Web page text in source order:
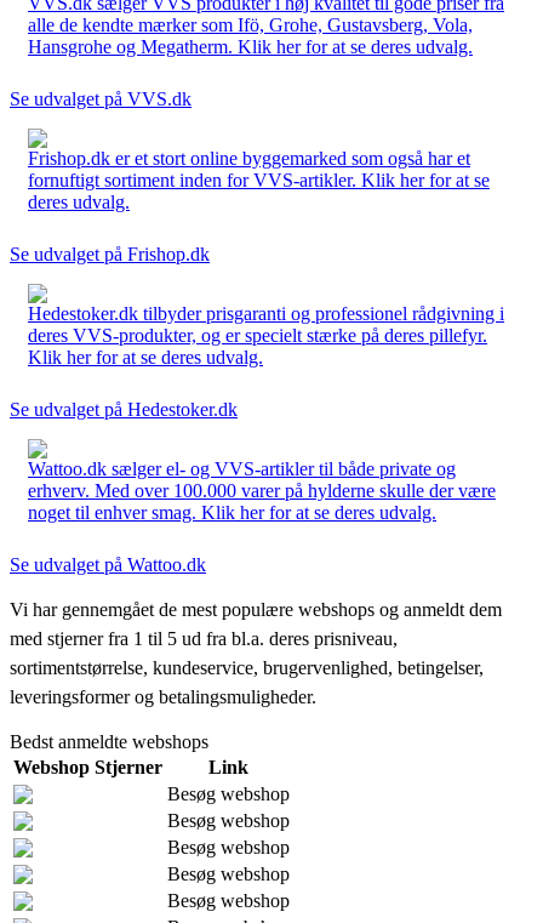
alle de kendte mærker som Ifö, Grohe, Gustavsberg, Vola,
Hansgrohe og Megatherm. Klik her for at se deres udvalg.
Se udvalget på VVS.dk
Frishop.dk er et stort online byggemarked som også har et
fornuftigt sortiment inden for VVS-artikler. Klik her for at se
deres udvalg.
Se udvalget på Frishop.dk
Hedestoker.dk tilbyder prisgaranti og professionel rådgivning i
deres VVS-produkter, og er specielt stærke på deres pillefyr.
Klik her for at se deres udvalg.
Se udvalget på Hedestoker.dk
Wattoo.dk sælger el- og VVS-artikler til både private og
erhverv. Med over 100.000 varer på hylderne skulle der være
noget til enhver smag. Klik her for at se deres udvalg.
Se udvalget på Wattoo.dk
Vi har gennemgået de mest populære webshops og anmeldt dem
med stjerner fra 1 til 5 ud fra bl.a. deres prisniveau,
sortimentstørrelse, kundeservice, brugervenlighed, betingelser,
leveringsformer og betalingsmuligheder.
Bedst anmeldte webshops
Webshop Stjerner
Link
Besøg webshop
Besøg webshop
Besøg webshop
Besøg webshop
Besøg webshop